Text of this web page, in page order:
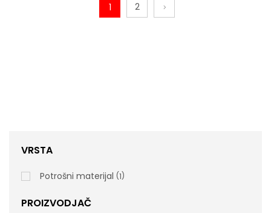
BOTANIKA, Tečni Sapun 450ml, 12 Patrona
1 2
VRSTA
Potrošni materijal 1
PROIZVODJAČ